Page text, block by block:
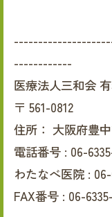
------------
医療法人三和会
〒 561-0812
住所： 大阪府豊
電話番号 : 06-
わたなべ医院 :
FAX番号 : 06-